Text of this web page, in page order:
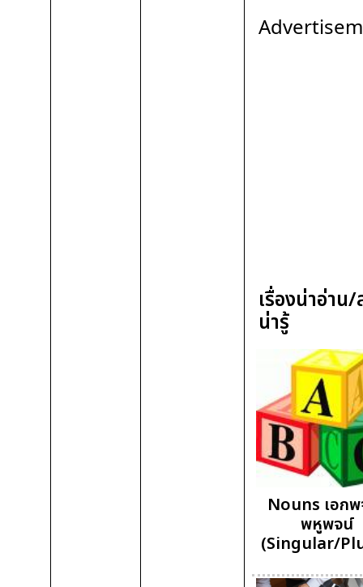
เรื่องน่าอ่าน/
น่ารู้
Nouns เอก
พหูพจน์
(Singular/